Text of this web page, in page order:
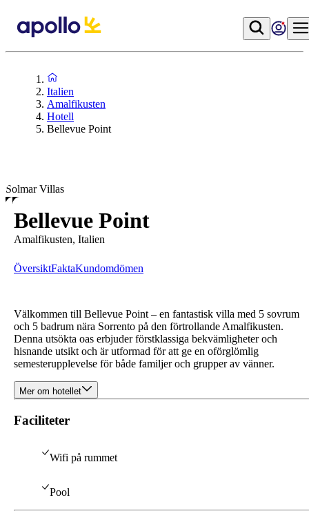
Italien
Amalfikusten
Hotell
Bellevue Point
Solmar Villas
Bellevue Point
Amalfikusten, Italien
ÖversiktFaktaKundomdömen
Välkommen till Bellevue Point – en fantastisk villa med 5 sovrum
och 5 badrum nära Sorrento på den förtrollande Amalfikusten.
Denna utsökta oas erbjuder förstklassiga bekvämligheter och
hisnande utsikt och är utformad för att ge en oförglömlig
semesterupplevelse för både familjer och grupper av vänner.
Mer om hotellet
Faciliteter
Wifi på rummet
Pool